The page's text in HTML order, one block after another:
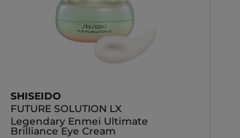
SHISEIDO
FUTURE SOLUTION LX
Legendary Enmei Ultimate
Brilliance Eye Cream